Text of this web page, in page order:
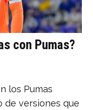
con Pumas?
los Pumas
de versiones que